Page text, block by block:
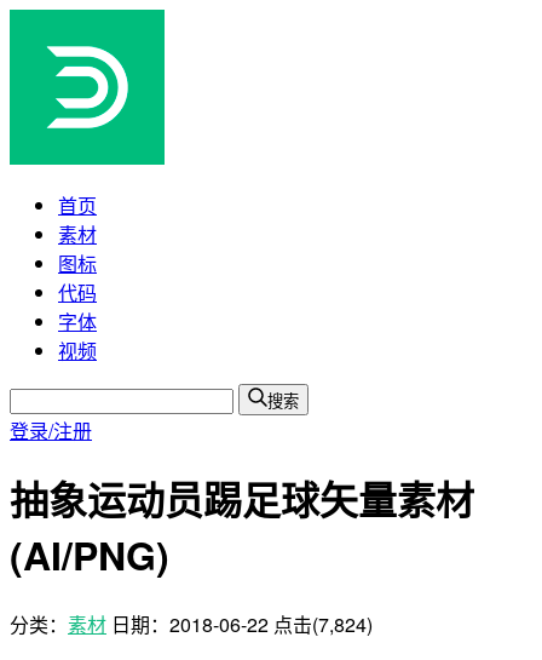
首页
素材
图标
代码
字体
视频
搜索
登录/注册
抽象运动员踢足球矢量素材
(AI/PNG)
分类： 素材 日期： 2018-06-22 点击(7,824)